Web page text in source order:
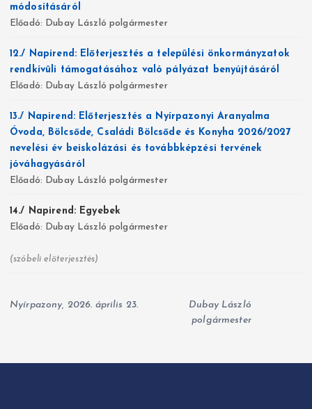
módosításáról
Előadó: Dubay László polgármester
12./ Napirend: Előterjesztés a települési önkormányzatok
rendkívüli támogatásához való pályázat benyújtásáról
Előadó: Dubay László polgármester
13./ Napirend: Előterjesztés a Nyírpazonyi Aranyalma
Óvoda, Bölcsőde, Családi Bölcsőde és Konyha 2026/2027
nevelési év beiskolázási és továbbképzési tervének
jóváhagyásáról
Előadó: Dubay László polgármester
14./ Napirend: Egyebek
Előadó: Dubay László polgármester
(szóbeli előterjesztés)
Nyírpazony, 2026. április 23.
Dubay László
polgármester